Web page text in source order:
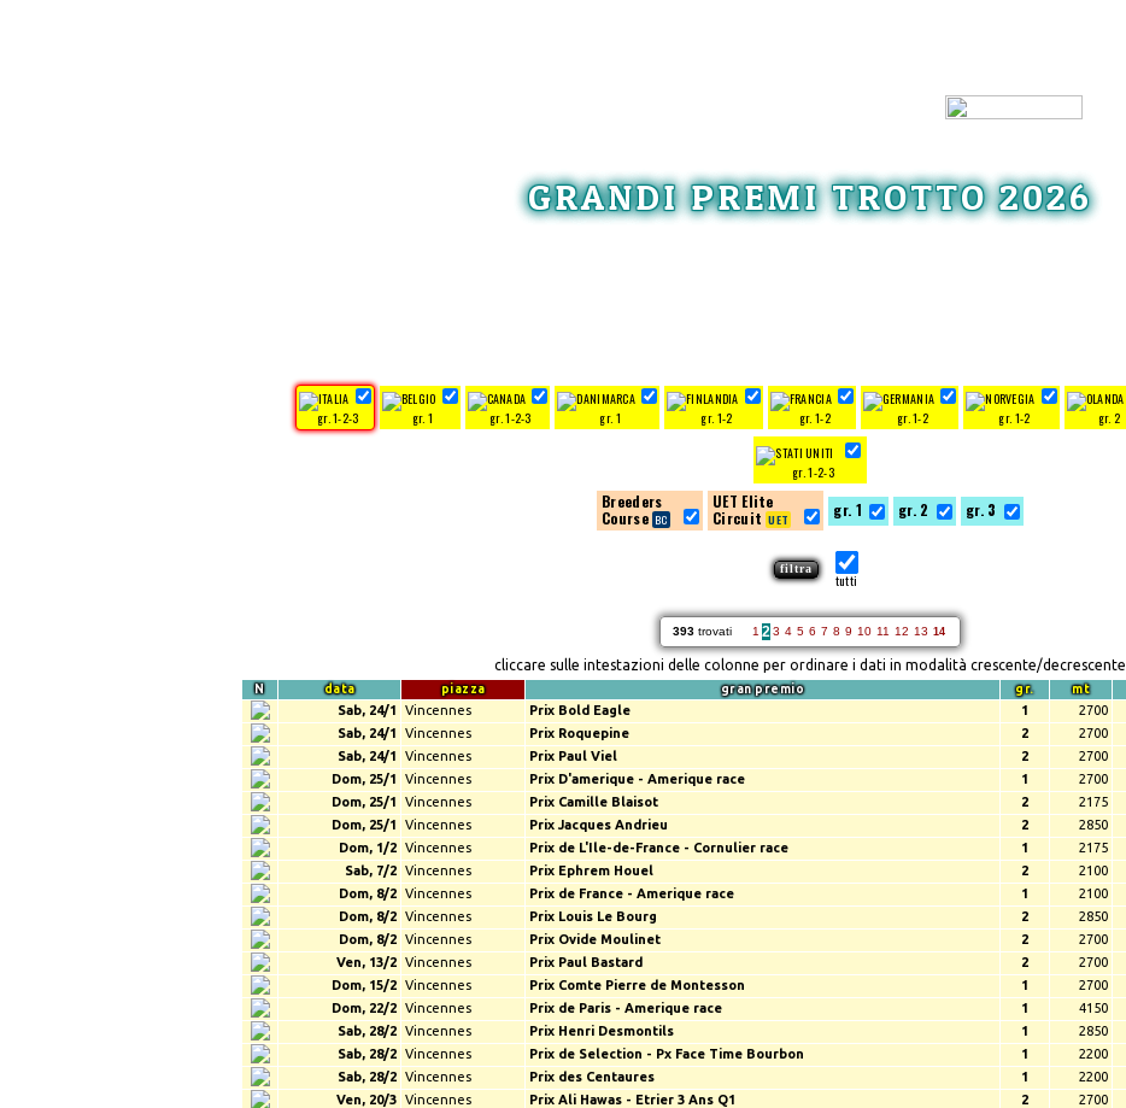
GRANDI PREMI TROTTO 2026
gr. 1-2-3 gr. 1 gr. 1-2-3 gr. 1 gr. 1-2 gr. 1-2 gr. 1-2 gr. 1-2 gr. 2
gr. 1-2-3
Breeders
Course
UET Elite
Circuit
gr. 1 gr. 2 gr. 3
tutti
393 trovati 1 23 4 5 6 7 8 9 10 11 12 13 14
cliccare sulle intestazioni delle colonne per ordinare i dati in modalità crescente/decrescente
N data piazza gran premio gr. mt
Sab, 24/1 Vincennes Prix Bold Eagle 1 2700
Sab, 24/1
Vincennes Prix Roquepine 2 2700
Sab, 24/1
Vincennes Prix Paul Viel 2 2700
Dom, 25/1
Vincennes Prix D'amerique - Amerique race 1 2700
Dom, 25/1
Vincennes Prix Camille Blaisot 2 2175
Dom, 25/1
Vincennes Prix Jacques Andrieu 2 2850
Dom, 1/2 Vincennes Prix de L'Ile-de-France - Cornulier race 1 2175
Sab, 7/2 Vincennes Prix Ephrem Houel 2 2100
Dom, 8/2 Vincennes Prix de France - Amerique race 1 2100
Dom, 8/2 Vincennes Prix Louis Le Bourg 2 2850
Dom, 8/2 Vincennes Prix Ovide Moulinet 2 2700
Ven, 13/2 Vincennes Prix Paul Bastard 2 2700
Dom, 15/2 Vincennes Prix Comte Pierre de Montesson 1 2700
Dom, 22/2 Vincennes Prix de Paris - Amerique race 1 4150
Sab, 28/2 Vincennes Prix Henri Desmontils 1 2850
Sab, 28/2 Vincennes Prix de Selection - Px Face Time Bourbon 1 2200
Sab, 28/2 Vincennes Prix des Centaures 1 2200
Ven, 20/3 Vincennes Prix Ali Hawas - Etrier 3 Ans Q1 2 2700